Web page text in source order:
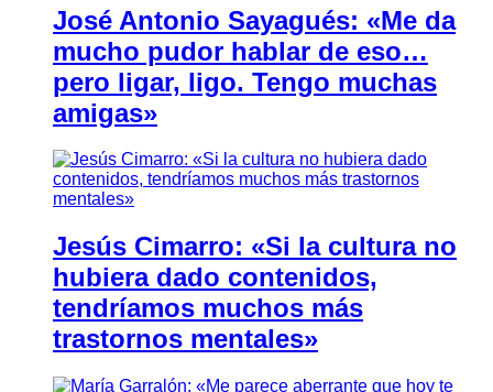
José Antonio Sayagués: «Me da
mucho pudor hablar de eso…
pero ligar, ligo. Tengo muchas
amigas»
Jesús Cimarro: «Si la cultura no
hubiera dado contenidos,
tendríamos muchos más
trastornos mentales»